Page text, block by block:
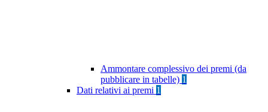
Ammontare complessivo dei premi (da
pubblicare in tabelle) 1
Dati relativi ai premi 1